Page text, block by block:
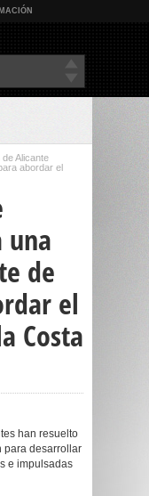
Alicante
abordar el
una
de
el
Costa
han resuelto
para desarrollar
e impulsadas